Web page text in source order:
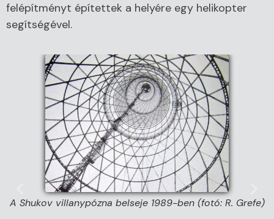
felépítményt építettek a helyére egy helikopter
segítségével.
A Shukov villanypózna belseje 1989-ben (fotó: R. Grefe)